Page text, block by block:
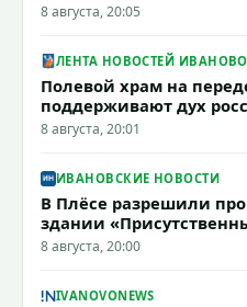
8 августа, 20:05
ЛЕНТА НОВОСТЕЙ ИВАНОВО
Полевой храм на
поддерживают дух
8 августа, 20:01
ИВАНОВСКИЕ НОВОСТИ
В Плёсе разрешили
здании
8 августа, 20:00
IVANOVONEWS